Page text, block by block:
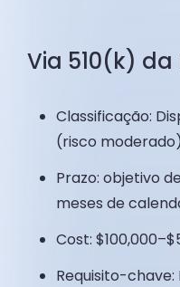
Via 510(k) da
Classificação:
(risco moderado)
Prazo: objetivo
meses de
Cost:
Requisito-